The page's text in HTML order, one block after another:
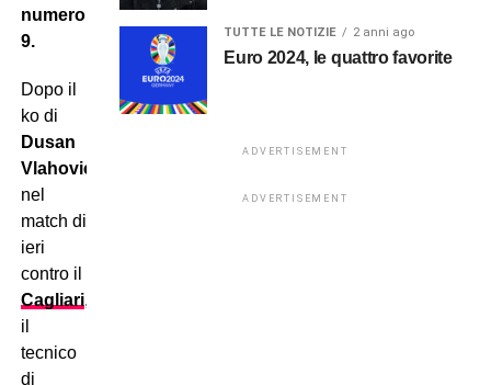
numero
9.
Dopo il
ko di
Dusan
Vlahovic
nel
match di
ieri
contro il
Cagliari,
il
tecnico
di
TUTTE LE NOTIZIE 2 anni ago
Euro 2024, le quattro favorite
ADVERTISEMENT
ADVERTISEMENT